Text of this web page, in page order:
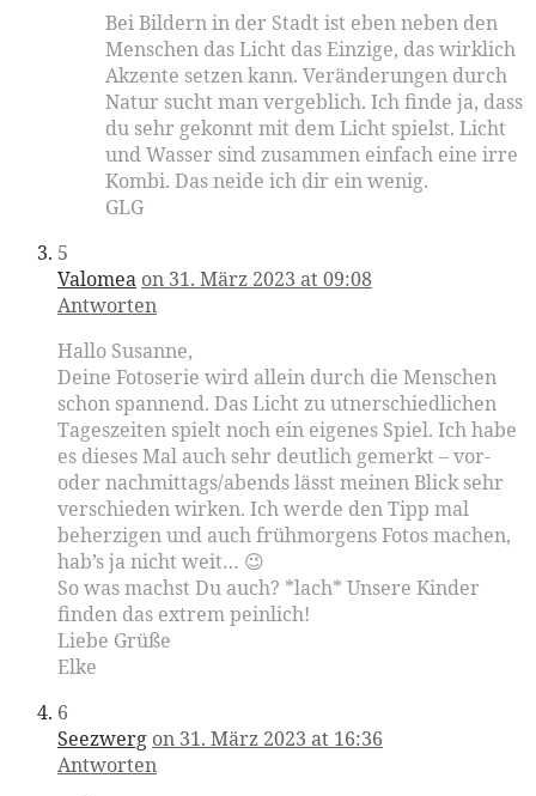
Bei Bildern in der Stadt ist eben neben den
Menschen das Licht das Einzige, das wirklich
Akzente setzen kann. Veränderungen durch
Natur sucht man vergeblich. Ich finde ja, dass
du sehr gekonnt mit dem Licht spielst. Licht
und Wasser sind zusammen einfach eine irre
Kombi. Das neide ich dir ein wenig.
GLG
5
Valomea on 31. März 2023 at 09:08
Antworten
Hallo Susanne,
Deine Fotoserie wird allein durch die Menschen
schon spannend. Das Licht zu utnerschiedlichen
Tageszeiten spielt noch ein eigenes Spiel. Ich habe
es dieses Mal auch sehr deutlich gemerkt – vor-
oder nachmittags/abends lässt meinen Blick sehr
verschieden wirken. Ich werde den Tipp mal
beherzigen und auch frühmorgens Fotos machen,
hab’s ja nicht weit… 😉
So was machst Du auch? *lach* Unsere Kinder
finden das extrem peinlich!
Liebe Grüße
Elke
6
Seezwerg on 31. März 2023 at 16:36
Antworten